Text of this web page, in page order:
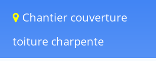
Chantier couverture
toiture charpente